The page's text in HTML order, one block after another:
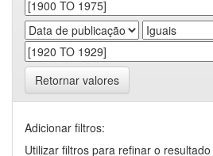
Retornar valores
Adicionar filtros:
Utilizar filtros para refinar o